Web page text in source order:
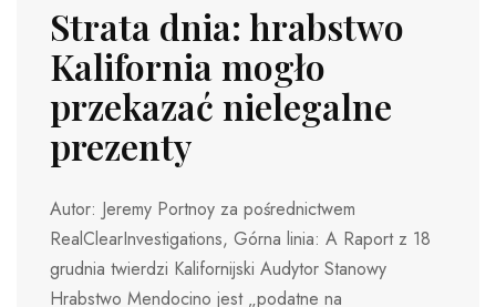
Strata dnia: hrabstwo
Kalifornia mogło
przekazać nielegalne
prezenty
Autor: Jeremy Portnoy za pośrednictwem
RealClearInvestigations, Górna linia: A Raport z 18
grudnia twierdzi Kalifornijski Audytor Stanowy
Hrabstwo Mendocino jest „podatne na